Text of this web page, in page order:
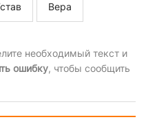
Вера
необходимый текст и
ошибку, чтобы сообщить